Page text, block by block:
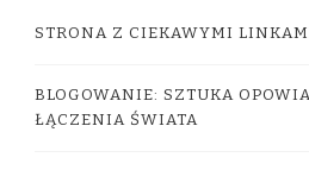
STRONA Z CIEKAWYMI
BLOGOWANIE: SZTUKA
ŁĄCZENIA ŚWIATA